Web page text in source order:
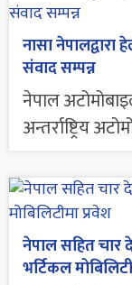
नासा
संवाद सम्पन्न
नेपाल
अन्तर्राष्ट्रिय
नेपाल सहित चार
भर्टिकल